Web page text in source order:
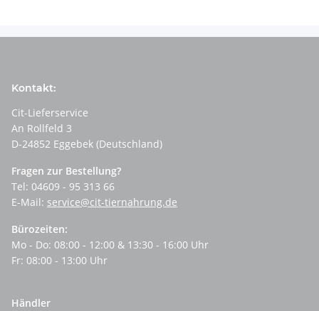
Kontakt:
Cit-Lieferservice
An Rollfeld 3
D-24852 Eggebek (Deutschland)
Fragen zur Bestellung?
Tel: 04609 - 95 313 66
E-Mail: service@cit-tiernahrung.de
Bürozeiten:
Mo - Do: 08:00 - 12:00 & 13:30 - 16:00 Uhr
Fr: 08:00 - 13:00 Uhr
Händler